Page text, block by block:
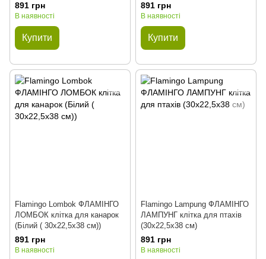
891 грн
В наявності
Купити
891 грн
В наявності
Купити
Flamingo Lombok ФЛАМІНГО
ЛОМБОК клітка для канарок
(Білий ( 30х22,5х38 см))
891 грн
В наявності
Flamingo Lampung ФЛАМІНГО
ЛАМПУНГ клітка для птахів
(30х22,5х38 см)
891 грн
В наявності